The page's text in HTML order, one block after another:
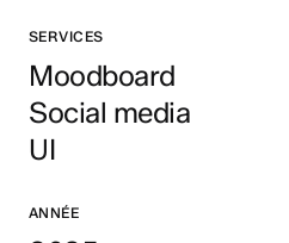
SERVICES
Moodboard
Social media
UI
ANNÉE